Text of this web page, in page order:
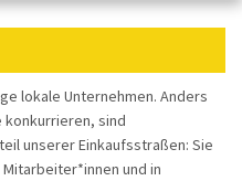
lokale Unternehmen. Anders
konkurrieren, sind
unserer Einkaufsstraßen: Sie
und in